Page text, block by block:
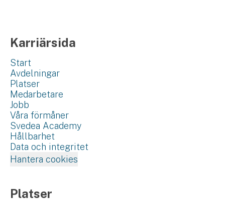
Karriärsida
Start
Avdelningar
Platser
Medarbetare
Jobb
Våra förmåner
Svedea Academy
Hållbarhet
Data och integritet
Hantera cookies
Platser